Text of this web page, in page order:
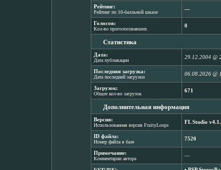
Рейтинг:
Рейтинг по 10-балльной шкале
―
Голосов:
Кол-во проголосовавших
0
Статистика
Дата:
Дата публикации
29.12.2004 @
Последняя загрузка:
Дата последней загрузки
06.08.2026 @
Загрузок:
Общее кол-во загрузок
671
Дополнительная информация
Версия:
Использованная версия FruityLoops
FL Studio
ID файла:
Номер файла в базе
7520
Примечание:
Комментарии автора
―